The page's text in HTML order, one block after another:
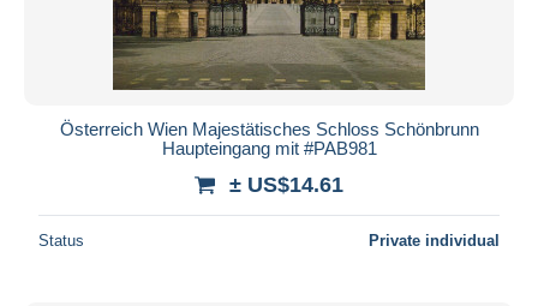
Österreich Wien Majestätisches Schloss Schönbrunn
Haupteingang mit #PAB981
± US$14.61
Status Private individual